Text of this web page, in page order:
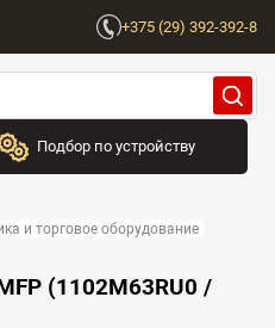
+375 (29) 392-392-8
Подбор по устройству
бренд
и торговое оборудование
(1102M63RU0 /